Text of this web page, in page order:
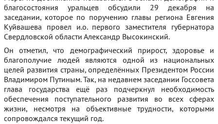
благосостояния уральцев обсудили 29 декабря на
заседании, которое по поручению главы региона Евгения
Куйвашева провел и.о. первого заместителя губернатора
Свердловской области Александр Высокинский.
Он отметил, что демографический прирост, здоровье и
благополучие людей являются одной из национальных
целей развития страны, определённых Президентом России
Владимиром Путиным. Так, на недавнем заседании Госсовета
глава государства ещё раз подчеркнул необходимость
обеспечения поступательного развития во всех сферах
жизни, несмотря на объективные трудности, которыми
сопровождался текущий год.